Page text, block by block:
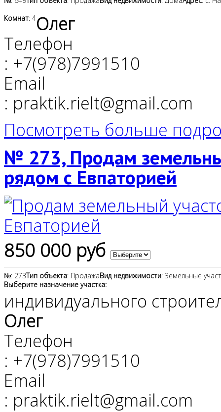
Комнат: 4Олег
Телефон
: +7(978)7991510
Email
: praktik.rielt@gmail.com
Посмотреть больше
№ 273, Продам
рядом с Евпаторией
850 000 руб
№: 273Тип объекта: ПродажаВид недвижимости: Земельные
Выберите назначение участка:
индивидуального
Олег
Телефон
: +7(978)7991510
Email
: praktik.rielt@gmail.com